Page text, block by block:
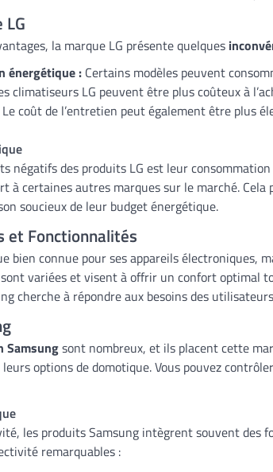
la marque LG présente quelques
énergétique : Certains modèles peuvent
climatiseurs LG peuvent être plus coûteux à
Le coût de l’entretien peut également être plus
négatifs des produits LG est leur
à certaines autres marques sur le marché.
soucieux de leur budget énergétique.
et Fonctionnalités
bien connue pour ses appareils électroniques,
sont variées et visent à offrir un confort optimal
cherche à répondre aux besoins des
Samsungsont nombreux, et ils placent cette
options de domotique. Vous pouvez
les produits Samsung intègrent souvent des
remarquables :